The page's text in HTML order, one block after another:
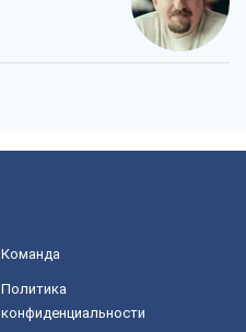
Команда
Политика
конфиденциальности